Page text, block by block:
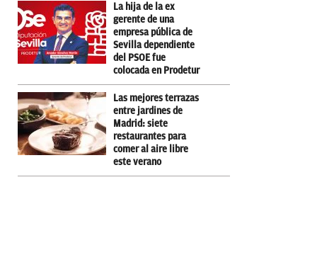
La hija de la ex
gerente de una
empresa pública de
Sevilla dependiente
del PSOE fue
colocada en Prodetur
Las mejores terrazas
entre jardines de
Madrid: siete
restaurantes para
comer al aire libre
este verano